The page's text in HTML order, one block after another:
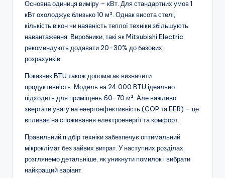
Основна одиниця виміру – кВт. Для стандартних умов 1
кВт охолоджує близько 10 м². Однак висота стелі,
кількість вікон чи наявність теплої техніки збільшують
навантаження. Виробники, такі як Mitsubishi Electric,
рекомендують додавати 20-30% до базових
розрахунків.
Показник BTU також допомагає визначити
продуктивність. Модель на 24 000 BTU ідеально
підходить для приміщень 60-70 м². Але важливо
звертати увагу на енергоефективність (COP та EER) – це
впливає на споживання електроенергії та комфорт.
Правильний підбір техніки забезпечує оптимальний
мікроклімат без зайвих витрат. У наступних розділах
розглянемо детальніше, як уникнути помилок і вибрати
найкращий варіант.